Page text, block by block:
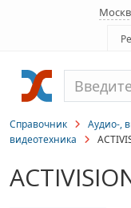
Справочник Аудио-,
видеотехника